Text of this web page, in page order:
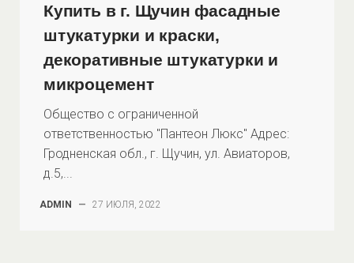
Купить в г. Щучин фасадные
штукатурки и краски,
декоративные штукатурки и
микроцемент
Общество с ограниченной
ответственностью "Пантеон Люкс" Адрес:
Гродненская обл., г. Щучин, ул. Авиаторов,
д.5,...
ADMIN — 27 ИЮЛЯ, 2022